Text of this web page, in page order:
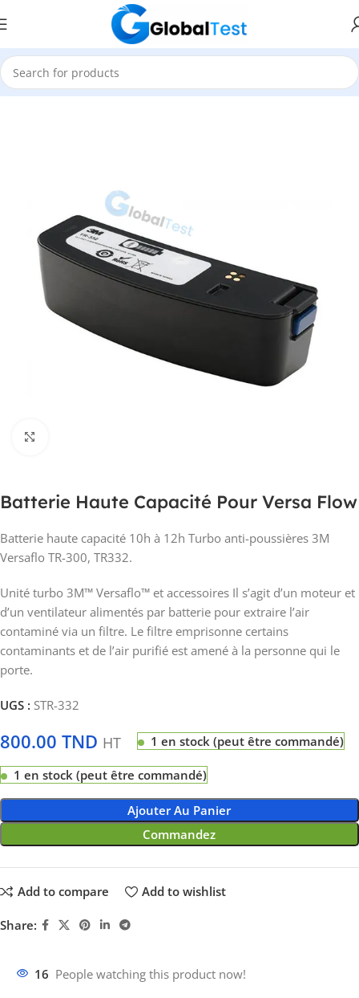
Accueil Sécurité Industrielle
Batterie Haute Capacité Pour Versa Flow
Batterie haute capacité 10h à 12h Turbo anti-poussières 3M
Versaflo TR-300, TR332.
Unité turbo 3M™ Versaflo™ et accessoires Il s’agit d’un moteur et
d’un ventilateur alimentés par batterie pour extraire l’air
contaminé via un filtre. Le filtre emprisonne certains
contaminants et de l’air purifié est amené à la personne qui le
porte.
UGS : STR-332
800.00 TND HT 1 en stock (peut être commandé)
1 en stock (peut être commandé)
Ajouter Au Panier
Commandez
Add to compare Add to wishlist
Share:
16 People watching this product now!